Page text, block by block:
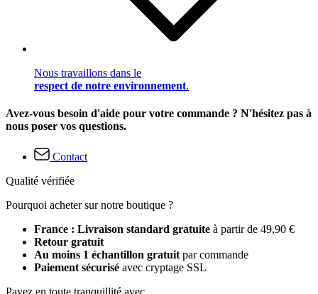
Nous travaillons dans le
respect de notre environnement.
Avez-vous besoin d'aide pour votre commande ? N'hésitez pas à
nous poser vos questions.
Contact
Qualité vérifiée
Pourquoi acheter sur notre boutique ?
France : Livraison standard gratuite à partir de 49,90 €
Retour gratuit
Au moins 1 échantillon gratuit par commande
Paiement sécurisé avec cryptage SSL